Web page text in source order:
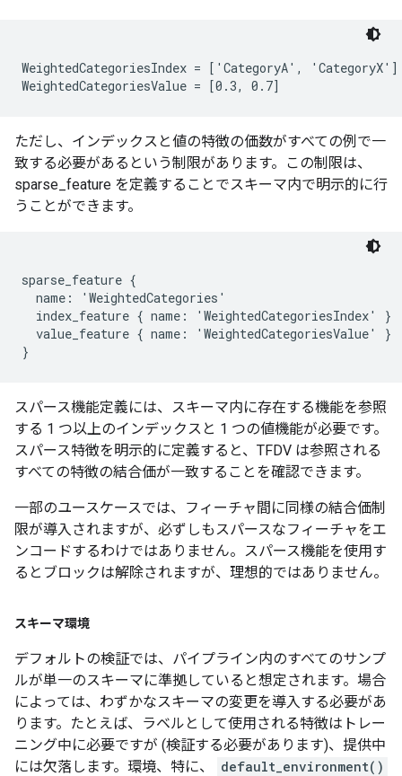
WeightedCategoriesIndex = ['CategoryA', 'CategoryX']
ただし、インデックスと値の特徴の価数がすべての例で一
致する必要があるという制限があります。この制限は、
sparse_feature を定義することでスキーマ内で明示的に行
うことができます。
sparse_feature {
  name: 'WeightedCategories'
  index_feature { name: 'WeightedCategoriesIndex' }
  value_feature { name: 'WeightedCategoriesValue' }
スパース機能定義には、スキーマ内に存在する機能を参照
する 1 つ以上のインデックスと 1 つの値機能が必要です。
スパース特徴を明示的に定義すると、TFDV は参照される
すべての特徴の結合価が一致することを確認できます。
一部のユースケースでは、フィーチャ間に同様の結合価制
限が導入されますが、必ずしもスパースなフィーチャをエ
ンコードするわけではありません。スパース機能を使用す
るとブロックは解除されますが、理想的ではありません。
スキーマ環境
デフォルトの検証では、パイプライン内のすべてのサンプ
ルが単一のスキーマに準拠していると想定されます。場合
によっては、わずかなスキーマの変更を導入する必要があ
ります。たとえば、ラベルとして使用される特徴はトレー
ニング中に必要ですが (検証する必要があります)、提供中
には欠落します。環境、特に、
default_environment()